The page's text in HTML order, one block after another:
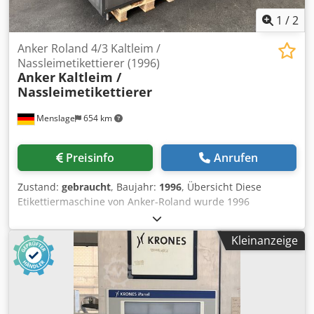
Selbstklebeeinheiten - Selbstklebeeinheiten | HERMA | 2
Einheiten, bis zu 70 m/min - Steuerung | B&R |
Touchscreen-Steuerung
1 /2
Menslage 654 km
Anker Roland 4/3 Kaltleim /
Nassleimetikettierer (1996)
Anker Kaltleim /
Nassleimetikettierer
Preisinfo Anrufen
Zustand: gebraucht, Baujahr: 1996, Übersicht Diese
Etikettiermaschine von Anker-Roland wurde 1996
hergestellt und ist für das Anbringen von Kaltleimetiketten
auf Glasflaschen ausgelegt. Die Maschine ist mit zwei
Etikettierstationen und vier Flaschenplatten ausgestattet
und eignet sich somit für typische
Mehrfachetikettieranwendungen in Abfüllanlagen für
Getränke und Spirituosen. Die Konfiguration ermöglicht
das Anbringen von Hals-, Front- und Rückenetiketten. Mit
Kleinanzeige